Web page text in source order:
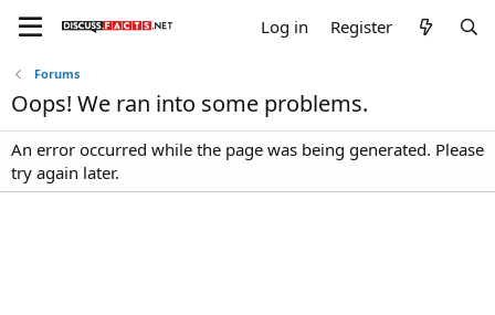
Log in Register
Forums
Oops! We ran into some problems.
An error occurred while the page was being generated. Please
try again later.